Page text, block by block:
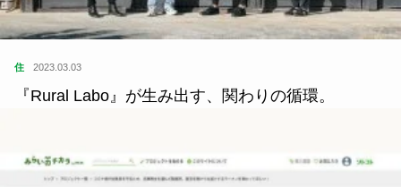
住 2023.03.03
『Rural Labo』が生み出す、関わりの循環。